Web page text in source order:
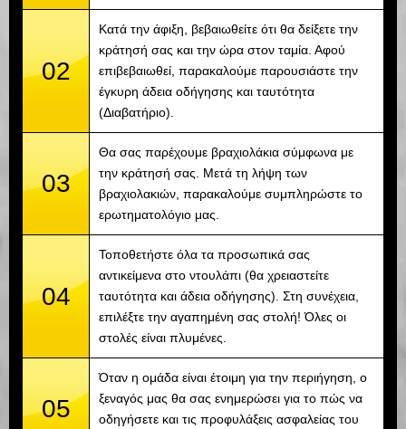
02
Κατά την άφιξη, βεβαιωθείτε ότι θα δείξετε την
κράτησή σας και την ώρα στον ταμία. Αφού
επιβεβαιωθεί, παρακαλούμε παρουσιάστε την
έγκυρη άδεια οδήγησης και ταυτότητα
(Διαβατήριο).
03
Θα σας παρέχουμε βραχιολάκια σύμφωνα με
την κράτησή σας. Μετά τη λήψη των
βραχιολακιών, παρακαλούμε συμπληρώστε το
ερωτηματολόγιο μας.
04
Τοποθετήστε όλα τα προσωπικά σας
αντικείμενα στο ντουλάπι (θα χρειαστείτε
ταυτότητα και άδεια οδήγησης). Στη συνέχεια,
επιλέξτε την αγαπημένη σας στολή! Όλες οι
στολές είναι πλυμένες.
05
Όταν η ομάδα είναι έτοιμη για την περιήγηση, ο
ξεναγός μας θα σας ενημερώσει για το πώς να
οδηγήσετε και τις προφυλάξεις ασφαλείας του